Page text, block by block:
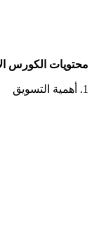
محتويات الكورس
1. أهمية التسويق